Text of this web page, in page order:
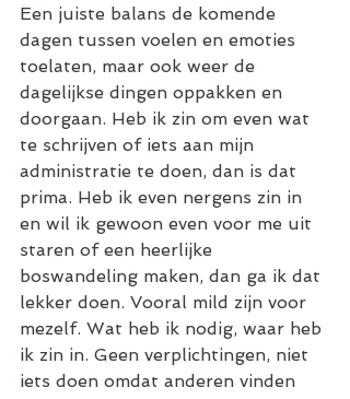
Een juiste balans de komende
dagen tussen voelen en emoties
toelaten, maar ook weer de
dagelijkse dingen oppakken en
doorgaan. Heb ik zin om even wat
te schrijven of iets aan mijn
administratie te doen, dan is dat
prima. Heb ik even nergens zin in
en wil ik gewoon even voor me uit
staren of een heerlijke
boswandeling maken, dan ga ik dat
lekker doen. Vooral mild zijn voor
mezelf. Wat heb ik nodig, waar heb
ik zin in. Geen verplichtingen, niet
iets doen omdat anderen vinden